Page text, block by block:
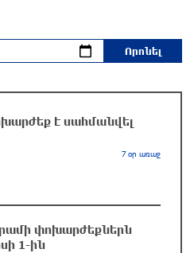
վարչական շրջանում
պլանավորում են փոխել
նավագնացության
7 ժամ առաջ
ու Սյունե
է սահմանվել
7 օր առաջ
փոխարժեքներն
1-ին